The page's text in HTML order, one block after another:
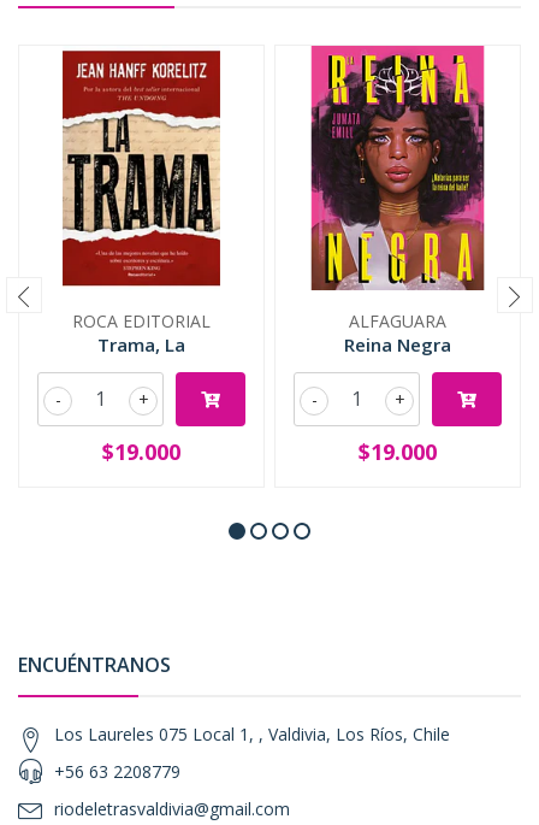
ROCA EDITORIAL
Trama, La
+
-
$19.000
ALFAGUARA
Reina Negra
+
-
$19.000
ENCUÉNTRANOS
Los Laureles 075 Local 1, , Valdivia, Los Ríos, Chile
+56 63 2208779
riodeletrasvaldivia@gmail.com